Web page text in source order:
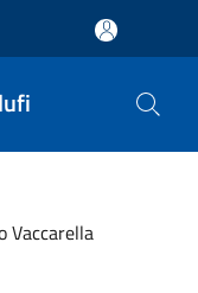
Vaccarella